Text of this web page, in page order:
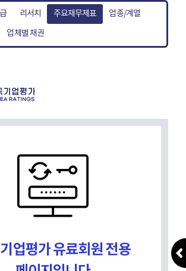
리서치 주요재무제표 업종/계열
업체별 채권
업평가 유료회원 전용